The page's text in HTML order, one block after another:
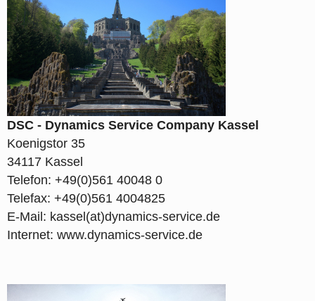
DSC - Dynamics Service Company Kassel
Koenigstor 35
34117 Kassel
Telefon: +49(0)561 40048 0
Telefax: +49(0)561 4004825
E-Mail: kassel(at)dynamics-service.de
Internet: www.dynamics-service.de